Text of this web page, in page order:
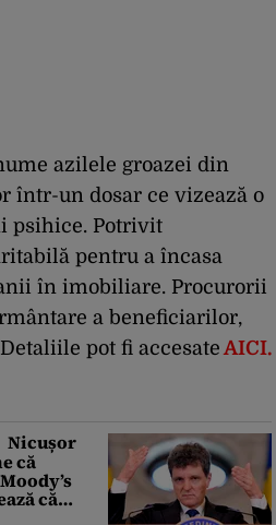
azilele groazei din
într-un dosar ce vizează o
psihice. Potrivit
pentru a încasa
în imobiliare. Procurorii
a beneficiarilor,
pot fi accesateAICI.
Nicușor
că
că
pașii